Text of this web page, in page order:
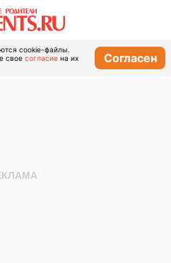
cookie-файлы.
свое согласие на их
Согласен